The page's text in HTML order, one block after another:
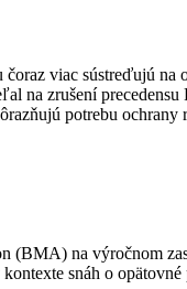
viac sústreďujú
na zrušení
potrebu
(BMA) na výročnom
snáh o